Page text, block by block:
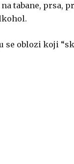
tabane, prsa,
oblozi koji